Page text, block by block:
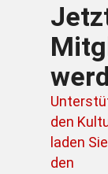
den
laden
den